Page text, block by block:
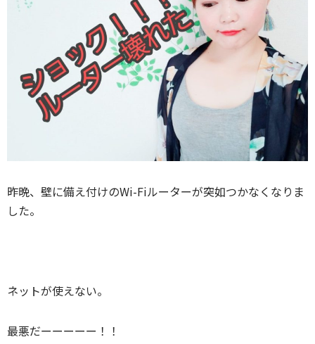
昨晩、壁に備え付けのWi-Fiルーターが突如つかなくなりま
した。
ネットが使えない。
最悪だーーーーー！！